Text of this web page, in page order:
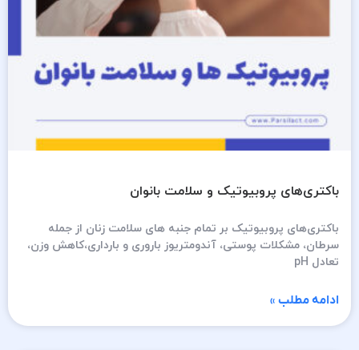
باکتری‌های پروبیوتیک و سلامت بانوان
باکتری‌های پروبیوتیک بر تمام جنبه های سلامت زنان از جمله
سرطان، مشکلات پوستی، آندومتریوز باروری و بارداری،کاهش وزن،
تعادل pH
ادامه مطلب »